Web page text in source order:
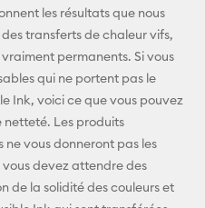
les résultats que nous
transferts de chaleur vifs,
permanents. Si vous
qui ne portent pas le
Ink, voici ce que vous pouvez
netteté. Les produits
vous donneront pas les
devez attendre des
de la solidité des couleurs et